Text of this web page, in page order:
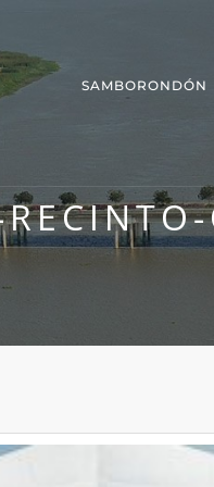
SAMBORONDÓN